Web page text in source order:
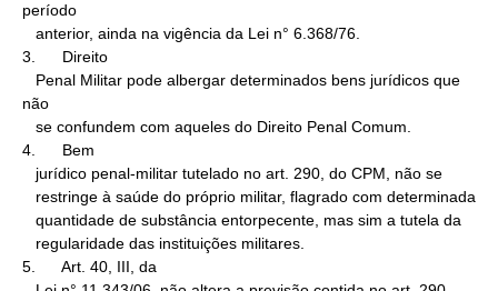
período
3.      Direito
não
4.      Bem
5.      Art. 40, III, da